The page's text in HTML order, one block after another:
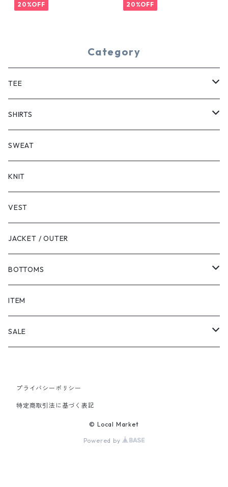
20%OFF 20%OFF
Category
TEE
SHORT SLEEVE
LONG SLEEVE
SHIRTS
SHORT SLEEVE
LONG SLEEVE
SWEAT
KNIT
VEST
JACKET / OUTER
BOTTOMS
SHORTS
PANTS
ITEM
SALE
PANTS
プライバシーポリシー
特定商取引法に基づく表記
© Local Market
Powered by